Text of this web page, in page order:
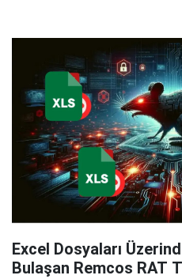
Excel Dosyaları
Bulaşan Remcos RAT